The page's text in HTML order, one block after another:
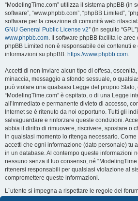
“ModelingTime.com” utilizza il sistema phpBB (in
software”, “www.phpbb.com”, “phpBB Limited”,
software per la creazione di comunità web
GNU General Public License v2” (in seguito
www.phpbb.com. Il software phpBB facilita le
phpBB Limited non è responsabile dei contenuti
informazioni su phpBB: https://www.phpbb.com.
Accetti di non inviare alcun tipo di offesa,
minaccia, messaggio a sfondo sessuale, o
può violare una qualsiasi Legge del proprio Stato,
“ModelingTime.com” è ospitato, o di una Legge
all’immediato e permanente divieto di accesso,
Internet se è ritenuto da noi opportuno. Tutti gli
salvaguardare e rinforzare queste condizioni.
abbia il diritto di rimuovere, riscrivere, spostare o
in qualsiasi momento lo ritenga necessario.
accetti che ogni informazione (dato personale) tu
in un database. Al contempo queste informazioni
nessuno senza il tuo consenso, né
ritenersi responsabili per qualsiasi violazione al
compromettere queste informazioni.
L´utente si impegna a rispettare le regole del